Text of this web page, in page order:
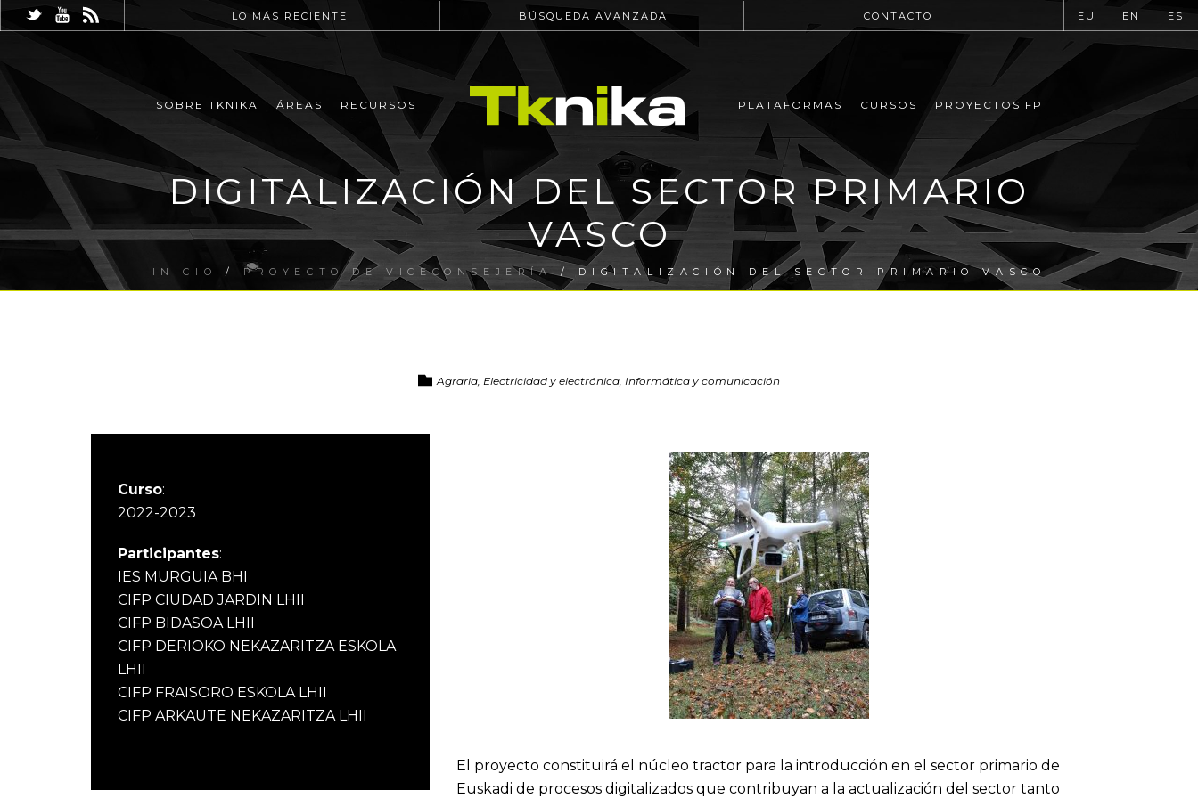
LO MÁS RECIENTE BÚSQUEDA AVANZADA CONTACTO EU EN ES
SOBRE TKNIKA ÁREAS RECURSOS PLATAFORMAS CURSOS PROYECTOS FP
DIGITALIZACIÓN DEL SECTOR PRIMARIO
VASCO
INICIO / PROYECTO DE VICECONSEJERÍA/ DIGITALIZACIÓN DEL SECTOR PRIMARIO VASCO
Agraria, Electricidad y electrónica, Informática y comunicación
Curso:
2022-2023
Participantes:
IES MURGUIA BHI
CIFP CIUDAD JARDIN LHII
CIFP BIDASOA LHII
CIFP DERIOKO NEKAZARITZA ESKOLA
LHII
CIFP FRAISORO ESKOLA LHII
CIFP ARKAUTE NEKAZARITZA LHII
El proyecto constituirá el núcleo tractor para la introducción en el sector primario de
Euskadi de procesos digitalizados que contribuyan a la actualización del sector tanto